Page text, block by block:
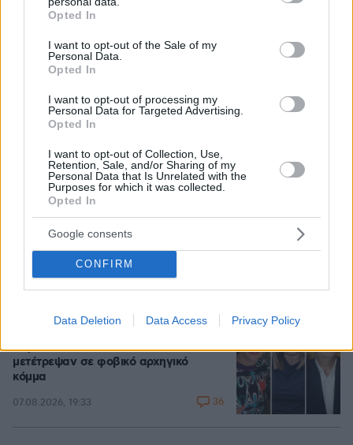
grant or deny consent to Google and its third-party tags to
use your data for below specified purposes in below Google
consent section.
Opted In
I want to opt-out of the Sale of my
Personal Data.
Opted In
I want to opt-out of processing my
Personal Data for Targeted Advertising.
Opted In
I want to opt-out of Collection, Use,
Retention, Sale, and/or Sharing of my
Personal Data that Is Unrelated with the
Purposes for which it was collected.
Opted In
Google consents
CONFIRM
Data Deletion Data Access Privacy Policy
Είδος υπό εξαφάνιση οι υπερπολύτεκνοι στην
Ελλάδα που γερνάει: Τα... δύο ταψιά μεσημεριανό,
τα επιδόματα, η καθημερινότητά τους
07.08.2026, 15:59
Νέες καταγγελίες στην Ελπίδα για τη
Καρυστιανού και αυλικοί το
μετέτρεψαν σε φοβικό αρχηγικό
κόμμα
07.08.2026, 19:33 36